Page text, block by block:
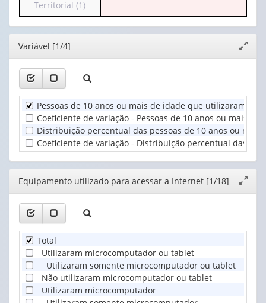
valor):
apenas
1
acessar
...
(1)
para
o
cabeçalho
(possui
apenas
valor):
Unidade
Territorial
(1)
Territorial (1)
Editor
janela
Variável [1/4]
Pessoas de 10 anos ou mais de idade que utilizaram
Coeficiente de variação - Pessoas de 10 anos ou mais
Distribuição percentual das pessoas de 10 anos ou
Coeficiente de variação - Distribuição percentual das
Editor
janela
Equipamento utilizado para acessar a Internet [1/18]
Total
Utilizaram microcomputador ou tablet
Utilizaram somente microcomputador ou tablet
Não utilizaram microcomputador ou tablet
Utilizaram microcomputador